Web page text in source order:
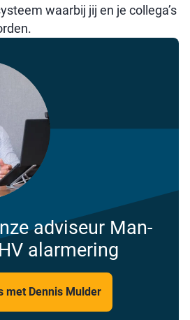
waarbij jij en je collega’s
adviseur Man-
alarmering
met Dennis Mulder